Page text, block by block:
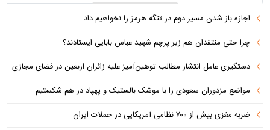
اجازه باز شدن مسیر دوم در تنگه هرمز را نخواهیم داد
چرا حتی منتقدان هم زیر پرچم شهید عباس بابایی ایستادند؟
دستگیری عامل انتشار مطالب توهین‌آمیز علیه زائران اربعین در فضای مجازی
مواضع مزدوران سعودی را با موشک بالستیک و پهپاد در هم شکستیم
ضربه مغزی بیش از ۷۰۰ نظامی آمریکایی در حملات ایران